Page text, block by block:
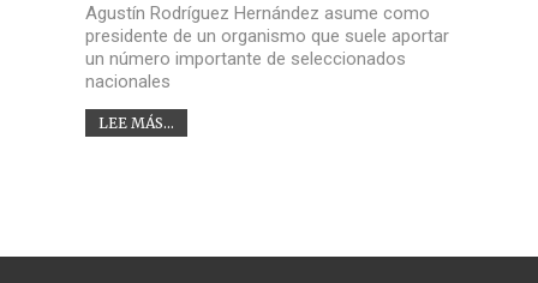
Agustín Rodríguez Hernández asume como
presidente de un organismo que suele aportar
un número importante de seleccionados
nacionales
LEE MÁS...